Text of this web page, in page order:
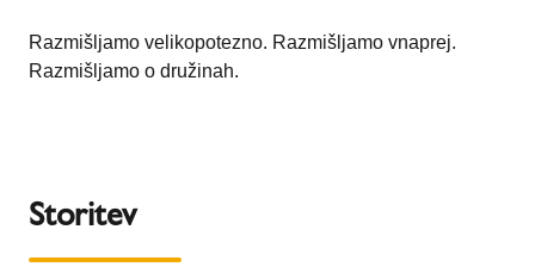
Razmišljamo velikopotezno. Razmišljamo vnaprej.
Razmišljamo o družinah.
Storitev